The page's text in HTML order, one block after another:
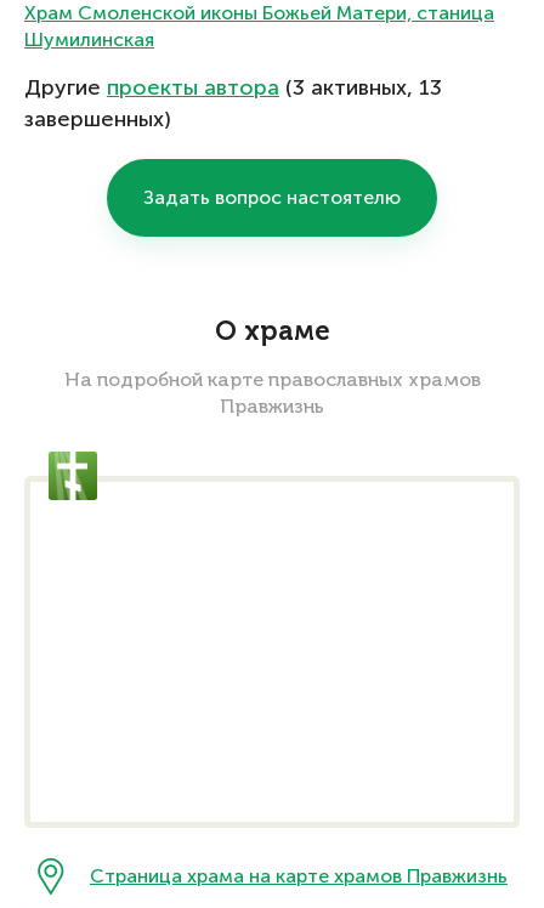
Храм Смоленской иконы Божьей Матери, станица
Шумилинская
Другие проекты автора (3 активных, 13
завершенных)
Задать вопрос настоятелю
О храме
На подробной карте православных храмов
Правжизнь
Страница храма на карте храмов Правжизнь